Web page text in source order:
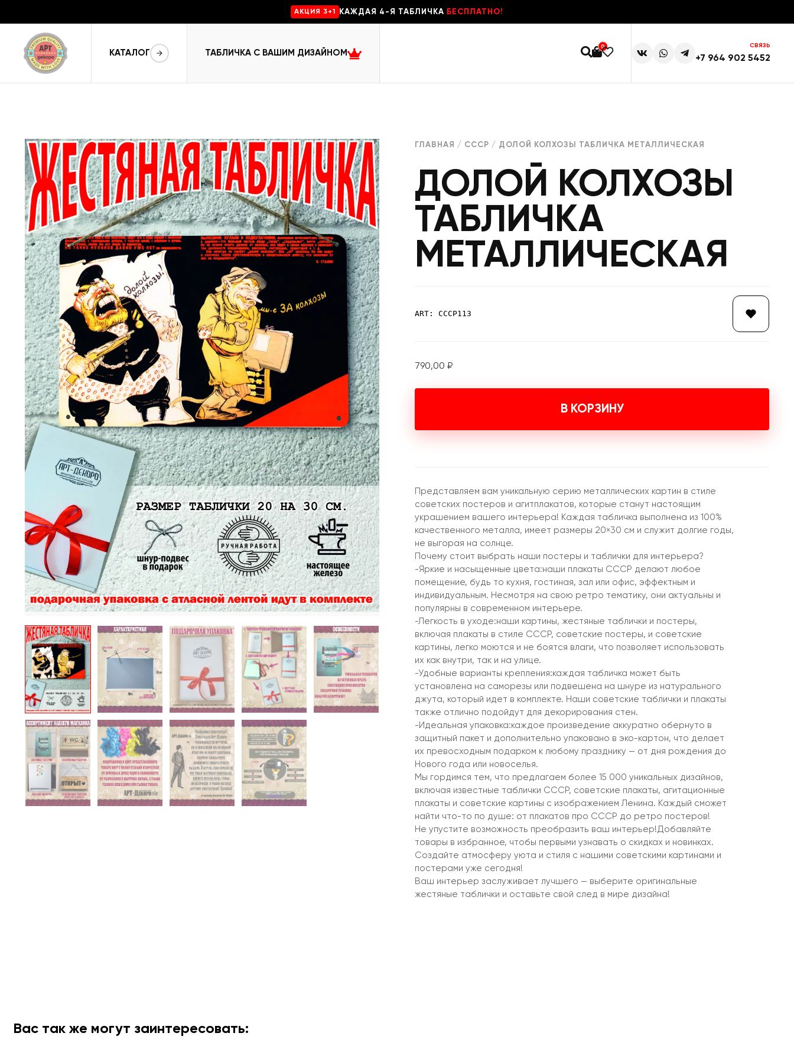
AKЦИЯ 3+1 КАЖДАЯ 4-Я ТАБЛИЧКА БЕСПЛАТНО!
КАТАЛОГ ТАБЛИЧКА С ВАШИМ ДИЗАЙНОМ
0 СВЯЗЬ
+7 964 902 5452
ГЛАВНАЯ / СССР / ДОЛОЙ КОЛХОЗЫ ТАБЛИЧКА МЕТАЛЛИЧЕСКАЯ
ДОЛОЙ КОЛХОЗЫ
ТАБЛИЧКА
МЕТАЛЛИЧЕСКАЯ
ART: СССР113
790,00 ₽
В КОРЗИНУ
Представляем вам уникальную серию металлических картин в стиле
советских постеров и агитплакатов, которые станут настоящим
украшением вашего интерьера! Каждая табличка выполнена из 100%
качественного металла, имеет размеры 20×30 см и служит долгие годы,
не выгорая на солнце.
Почему стоит выбрать наши постеры и таблички для интерьера?
-Яркие и насыщенные цвета:наши плакаты СССР делают любое
помещение, будь то кухня, гостиная, зал или офис, эффектным и
индивидуальным. Несмотря на свою ретро тематику, они актуальны и
популярны в современном интерьере.
-Легкость в уходе:наши картины, жестяные таблички и постеры,
включая плакаты в стиле СССР, советские постеры, и советские
картины, легко моются и не боятся влаги, что позволяет использовать
их как внутри, так и на улице.
-Удобные варианты крепления:каждая табличка может быть
установлена на саморезы или подвешена на шнуре из натурального
джута, который идет в комплекте. Наши советские таблички и плакаты
также отлично подойдут для декорирования стен.
-Идеальная упаковка:каждое произведение аккуратно обернуто в
защитный пакет и дополнительно упаковано в эко-картон, что делает
их превосходным подарком к любому празднику — от дня рождения до
Нового года или новоселья.
Мы гордимся тем, что предлагаем более 15 000 уникальных дизайнов,
включая известные таблички СССР, советские плакаты, агитационные
плакаты и советские картины с изображением Ленина. Каждый сможет
найти что-то по душе: от плакатов про СССР до ретро постеров!
Не упустите возможность преобразить ваш интерьер!Добавляйте
товары в избранное, чтобы первыми узнавать о скидках и новинках.
Создайте атмосферу уюта и стиля с нашими советскими картинами и
постерами уже сегодня!
Ваш интерьер заслуживает лучшего — выберите оригинальные
жестяные таблички и оставьте свой след в мире дизайна!
Вас так же могут заинтересовать: